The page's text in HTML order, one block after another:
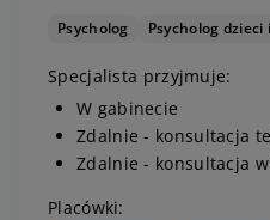
Psycholog Psycholog dzieci
Specjalista przyjmuje:
W gabinecie
Zdalnie - konsultacja
Zdalnie - konsultacja
Placówki: